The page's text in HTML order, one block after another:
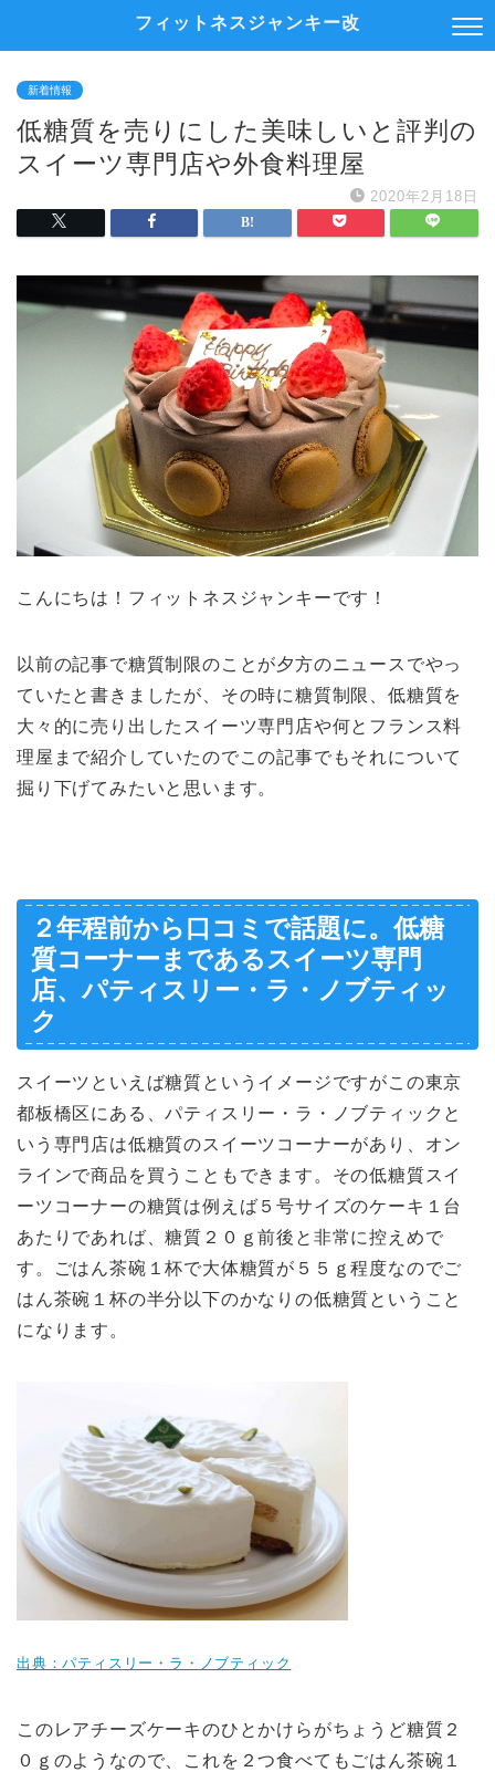
フィットネスジャンキー改
新着情報
低糖質を売りにした美味しいと評判の
スイーツ専門店や外食料理屋
2020年2月18日
こんにちは！フィットネスジャンキーです！
以前の記事で糖質制限のことが夕方のニュースでやっ
ていたと書きましたが、その時に糖質制限、低糖質を
大々的に売り出したスイーツ専門店や何とフランス料
理屋まで紹介していたのでこの記事でもそれについて
掘り下げてみたいと思います。
２年程前から口コミで話題に。低糖
質コーナーまであるスイーツ専門
店、パティスリー・ラ・ノブティッ
ク
スイーツといえば糖質というイメージですがこの東京
都板橋区にある、パティスリー・ラ・ノブティックと
いう専門店は低糖質のスイーツコーナーがあり、オン
ラインで商品を買うこともできます。その低糖質スイ
ーツコーナーの糖質は例えば５号サイズのケーキ１台
あたりであれば、糖質２０ｇ前後と非常に控えめで
す。ごはん茶碗１杯で大体糖質が５５ｇ程度なのでご
はん茶碗１杯の半分以下のかなりの低糖質ということ
になります。
出典：パティスリー・ラ・ノブティック
このレアチーズケーキのひとかけらがちょうど糖質２
０ｇのようなので、これを２つ食べてもごはん茶碗１